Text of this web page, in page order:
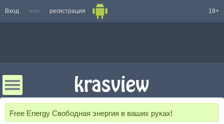
Вход или регистрация 18+
Free Energy Cвободная энергия в ваших руках!